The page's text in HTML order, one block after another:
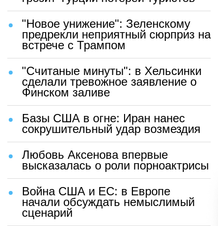
"Новое унижение": Зеленскому
предрекли неприятный сюрприз на
встрече с Трампом
"Считаные минуты": в Хельсинки
сделали тревожное заявление о
Финском заливе
Базы США в огне: Иран нанес
сокрушительный удар возмездия
Любовь Аксенова впервые
высказалась о роли порноактрисы
Война США и ЕС: в Европе
начали обсуждать немыслимый
сценарий